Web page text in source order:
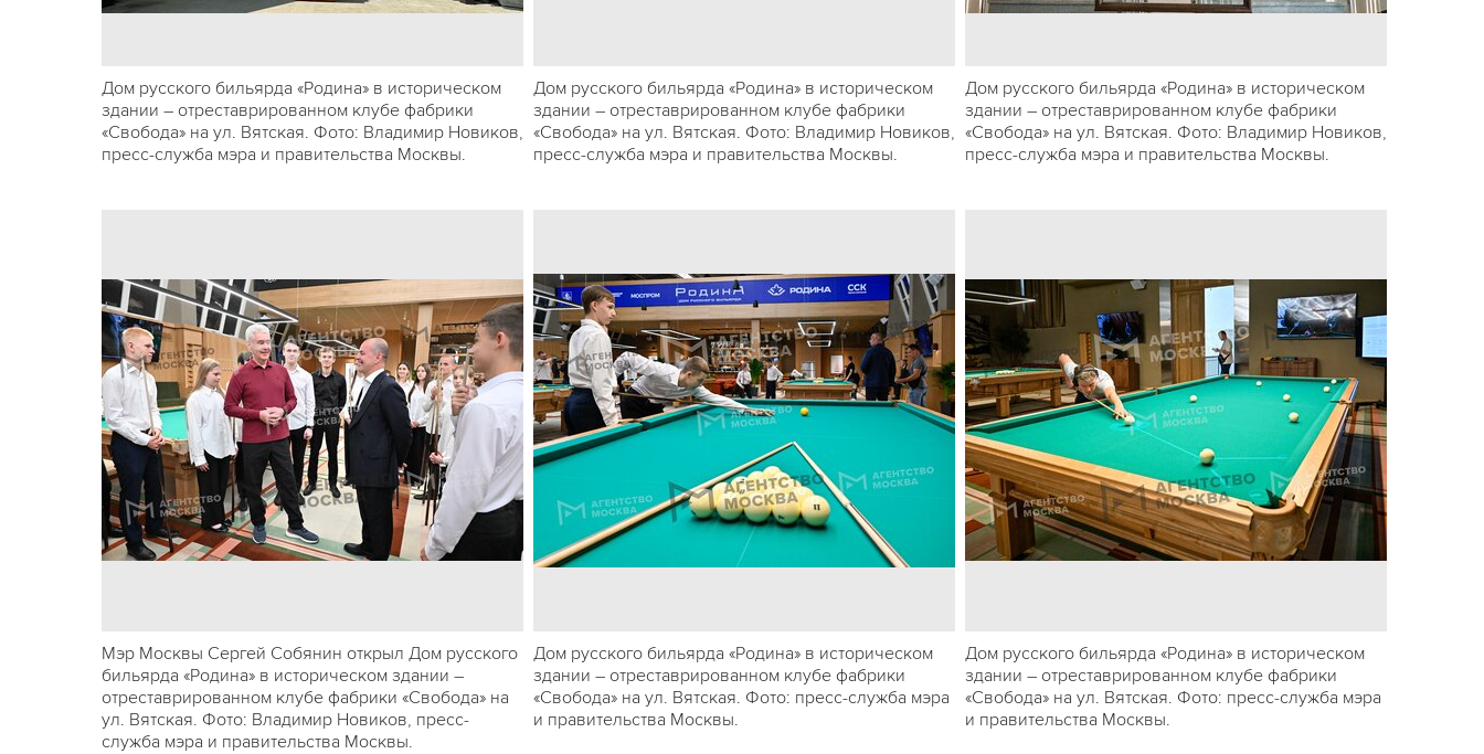
Дом русского бильярда «Родина» в историческом
здании – отреставрированном клубе фабрики
«Свобода» на ул. Вятская. Фото: Владимир Новиков,
пресс-служба мэра и правительства Москвы.
Дом русского бильярда «Родина» в историческом
здании – отреставрированном клубе фабрики
«Свобода» на ул. Вятская. Фото: Владимир Новиков,
пресс-служба мэра и правительства Москвы.
Дом русского бильярда «Родина» в историческом
здании – отреставрированном клубе фабрики
«Свобода» на ул. Вятская. Фото: Владимир Новиков,
пресс-служба мэра и правительства Москвы.
Мэр Москвы Сергей Собянин открыл Дом русского
бильярда «Родина» в историческом здании –
отреставрированном клубе фабрики «Свобода» на
ул. Вятская. Фото: Владимир Новиков, пресс-
служба мэра и правительства Москвы.
Дом русского бильярда «Родина» в историческом
здании – отреставрированном клубе фабрики
«Свобода» на ул. Вятская. Фото: пресс-служба мэра
и правительства Москвы.
Дом русского бильярда «Родина» в историческом
здании – отреставрированном клубе фабрики
«Свобода» на ул. Вятская. Фото: пресс-служба мэра
и правительства Москвы.